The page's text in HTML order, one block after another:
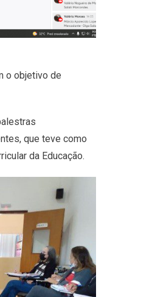
o objetivo de
que teve como
da Educação.